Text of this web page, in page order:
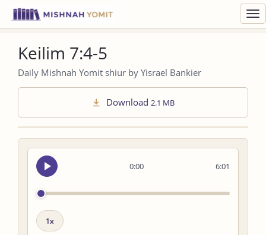
Keilim 7:4-5
Daily Mishnah Yomit shiur by Yisrael Bankier
Download 2.1 MB
0:00
Seek
audio
6:01
Playback